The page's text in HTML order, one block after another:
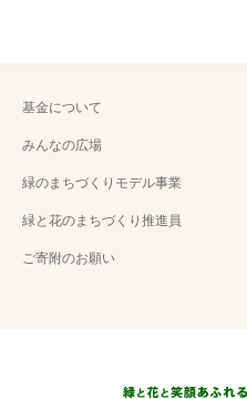
基金について
みんなの広場
緑のまちづくりモデル事業
緑と花のまちづくり推進員
ご寄附のお願い